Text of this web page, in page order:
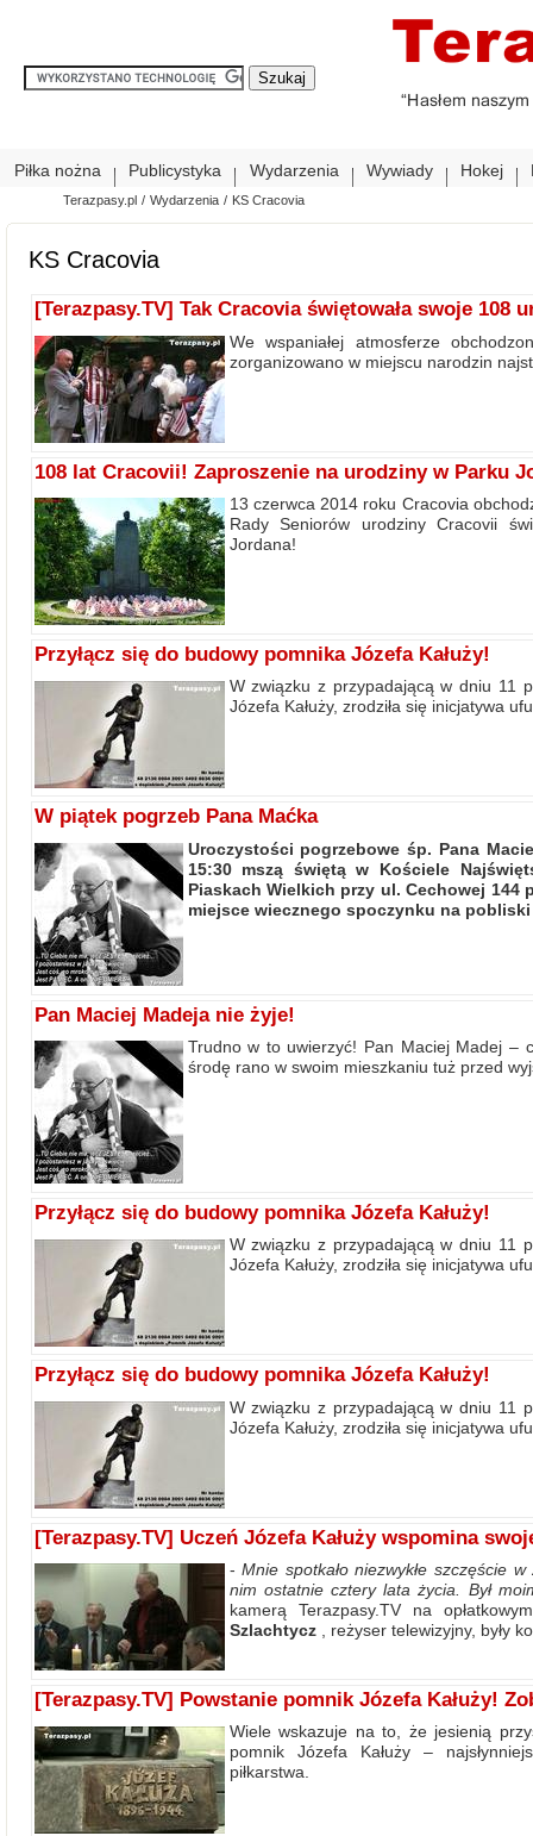
Piłka nożna Publicystyka Wydarzenia Wywiady Hokej
Terazpasy.pl / Wydarzenia / KS Cracovia
KS Cracovia
[Terazpasy.TV] Tak Cracovia świętowała swoje 108
We wspaniałej atmosferze
zorganizowano w miejscu narodzin
108 lat Cracovii! Zaproszenie na urodziny w Parku
13 czerwca 2014 roku Cracovia
Rady Seniorów urodziny Cracovii
Jordana!
Przyłącz się do budowy pomnika Józefa Kałuży!
W związku z przypadającą w dniu 11
Józefa Kałuży, zrodziła się inicjatywa
W piątek pogrzeb Pana Maćka
Uroczystości pogrzebowe śp. Pana
15:30 mszą świętą w Kościele
Piaskach Wielkich przy ul. Cechowej 144
miejsce wiecznego spoczynku na
Pan Maciej Madeja nie żyje!
Trudno w to uwierzyć! Pan Maciej Madej –
środę rano w swoim mieszkaniu tuż przed
Przyłącz się do budowy pomnika Józefa Kałuży!
W związku z przypadającą w dniu 11
Józefa Kałuży, zrodziła się inicjatywa
Przyłącz się do budowy pomnika Józefa Kałuży!
W związku z przypadającą w dniu 11
Józefa Kałuży, zrodziła się inicjatywa
[Terazpasy.TV] Uczeń Józefa Kałuży wspomina
-Mnie spotkało niezwykłe szczęście
nim ostatnie cztery lata życia. Był
kamerą Terazpasy.TV na
Szlachtycz, reżyser telewizyjny, były
[Terazpasy.TV] Powstanie pomnik Józefa Kałuży!
Wiele wskazuje na to, że jesienią
pomnik Józefa Kałuży –
piłkarstwa.